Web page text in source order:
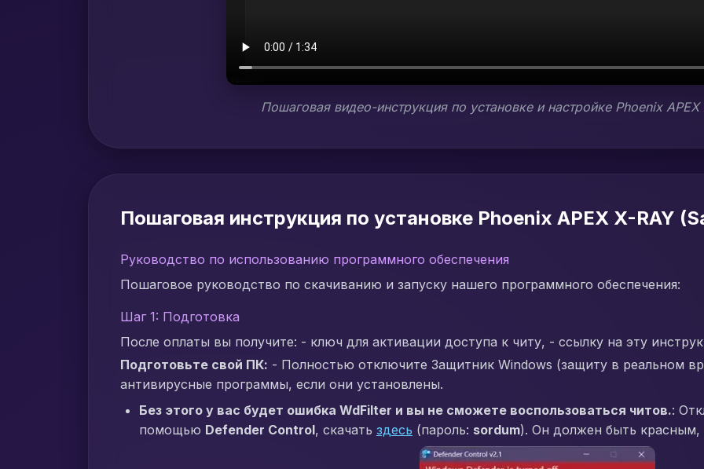
Пошаговая видео-инструкция по установке и настройке Phoenix APEX
Пошаговая инструкция по установке Phoenix APEX X-RAY
Руководство по использованию программного обеспечения
Пошаговое руководство по скачиванию и запуску нашего программного обеспечения:
Шаг 1: Подготовка
После оплаты вы получите: - ключ для активации доступа к читу, - ссылку на эту
Подготовьте свой ПК: - Полностью отключите Защитник Windows (защиту в реальном
антивирусные программы, если они установлены.
Без этого у вас будет ошибка WdFilter и вы не сможете воспользоваться читов.:
помощью Defender Control, скачать здесь (пароль: sordum). Он должен быть красным,